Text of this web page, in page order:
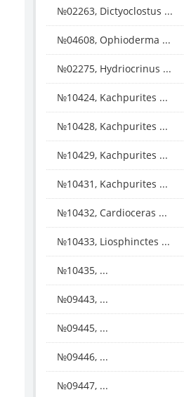
№02263, Dictyoclostus ...
№04608, Ophioderma ...
№02275, Hydriocrinus ...
№10424, Kachpurites ...
№10428, Kachpurites ...
№10429, Kachpurites ...
№10431, Kachpurites ...
№10432, Cardioceras ...
№10433, Liosphinctes ...
№10435, ...
№09443, ...
№09445, ...
№09446, ...
№09447, ...